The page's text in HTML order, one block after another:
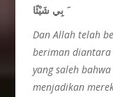
بِي شَيْئًا
Dan Allah telah
beriman diantara
yang saleh
menjadikan